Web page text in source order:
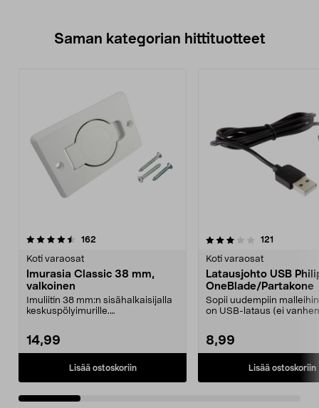
Saman kategorian hittituotteet
162
Koti varaosat
Imurasia Classic 38 mm,
valkoinen
Imuliitin 38 mm:n sisähalkaisijalla
keskuspölyimurille.
14,99
Lisää ostoskoriin
3.5 viidestä
121
Koti varaosat
Latausjohto USB
OneBlade/Partakone
Sopii uudempiin
on USB-lataus (ei
8,99
Lisää ostoskoriin
4.5 viidestä